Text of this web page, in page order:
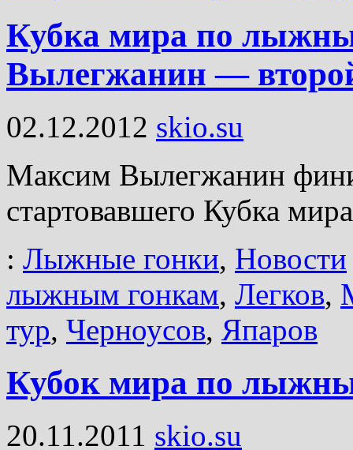
Кубка мира по
Вылегжанин —
02.12.2012 skio.su
Максим Вылегжанин
стартовавшего Кубка
: Лыжные гонки, Новости
лыжным гонкам, Легков,
тур, Черноусов, Япаров
Кубок мира по
20.11.2011 skio.su